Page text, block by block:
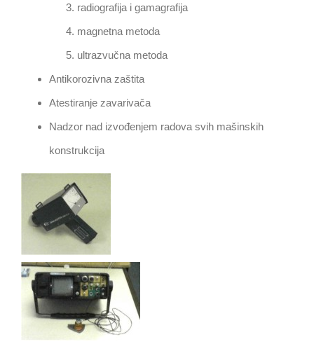
radiografija i gamagrafija
magnetna metoda
ultrazvučna metoda
Antikorozivna zaštita
Atestiranje zavarivača
Nadzor nad izvođenjem radova svih mašinskih
konstrukcija